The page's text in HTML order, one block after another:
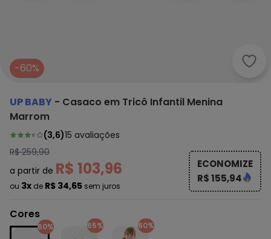
Up
-60%
UP BABY - Casaco em Tricô Infantil Menina
Marrom
(3,6)15 avaliações
R$ 259,90
a partir de R$ 103,96
ou 3x de R$ 34,65 sem juros
ECONOMIZE
R$ 155,94
Cores
60% 65% 60%